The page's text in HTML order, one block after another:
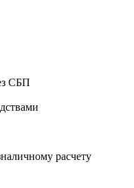
СБП
расчету